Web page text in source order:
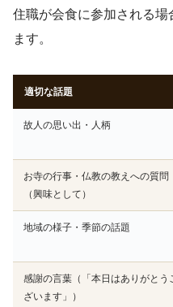
住職が会食に参加される
ます。
適切な話題
故人の思い出・人柄
お寺の行事・仏教の教えへの質問
（興味として）
地域の様子・季節の話題
感謝の言葉（「本日はありがとう
ざいます」）